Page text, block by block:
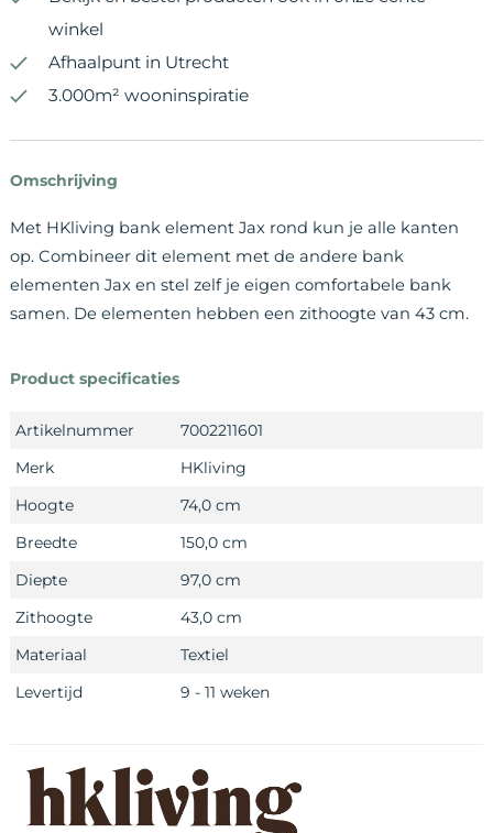
winkel
Afhaalpunt in Utrecht
3.000m² wooninspiratie
Omschrijving
Met HKliving bank element Jax rond kun je alle kanten
op. Combineer dit element met de andere bank
elementen Jax en stel zelf je eigen comfortabele bank
samen. De elementen hebben een zithoogte van 43 cm.
Product specificaties
Artikelnummer
7002211601
Merk
HKliving
Hoogte
74,0 cm
Breedte
150,0 cm
Diepte
97,0 cm
Zithoogte
43,0 cm
Materiaal
Textiel
Levertijd
9 - 11 weken